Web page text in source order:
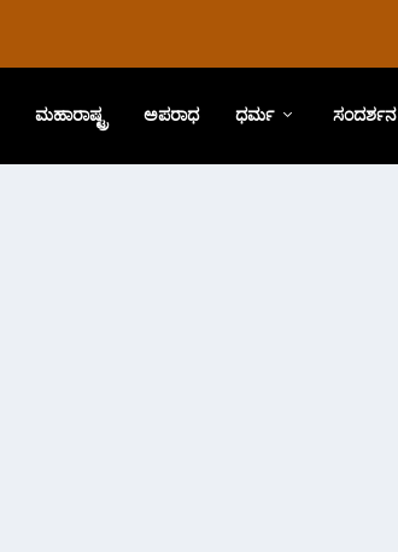
ಮಹಾರಾಷ್ಟ್ರ ಅಪರಾಧ ಧರ್ಮ ಸಂದರ್ಶನ